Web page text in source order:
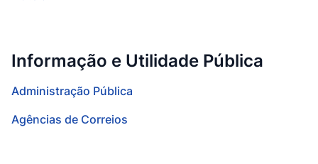
Informação e Utilidade Pública
Administração Pública
Agências de Correios